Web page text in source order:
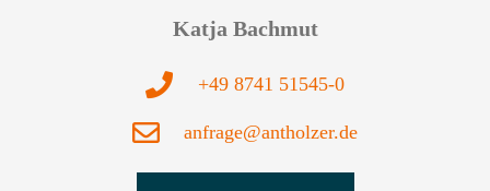
Katja Bachmut
+49 8741 51545-0
anfrage@antholzer.de